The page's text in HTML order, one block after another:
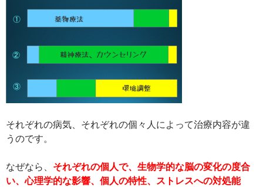
それぞれの病気、それぞれの個々人によって治療内容が違
うのです。
なぜなら、 それぞれの個人で、生物学的な脳の変化の度合
い、心理学的な影響、個人の特性、ストレスへの対処能